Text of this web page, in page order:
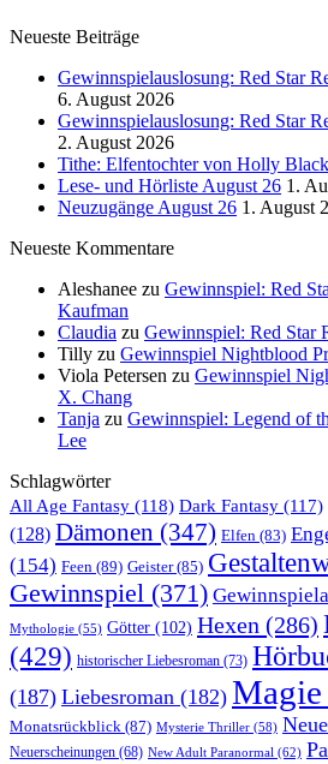
Neueste Beiträge
Gewinnspielauslosung: Red Star
6. August 2026
Gewinnspielauslosung: Red Star
2. August 2026
Tithe: Elfentochter von Holly Black
Lese- und Hörliste August 26 1.
Neuzugänge August 26 1. August
Neueste Kommentare
Aleshanee zu Gewinnspiel: Red
Kaufman
Claudia zu Gewinnspiel: Red Star
Tilly zu Gewinnspiel Nightblood
Viola Petersen zu Gewinnspiel
X. Chang
Tanja zu Gewinnspiel: Legend of
Lee
Schlagwörter
All Age Fantasy (118) Dark Fantasy (117)
(128) Dämonen (347) Elfen (83)
(154) Feen (89) Geister(85)
Gewinnspiel (371)
Mythologie (55) Götter (102) Hexen (286)
(429) historischer Liebesroman (73)
(187) Liebesroman (182) Magie
Monatsrückblick (87) Mysterie Thriller (58)
Neuerscheinungen (68) New Adult Paranormal (62)